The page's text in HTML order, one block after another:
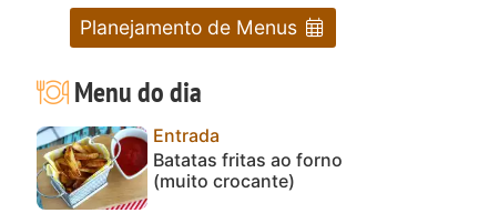
Planejamento de Menus
Menu do dia
Entrada
Batatas fritas ao forno
(muito crocante)